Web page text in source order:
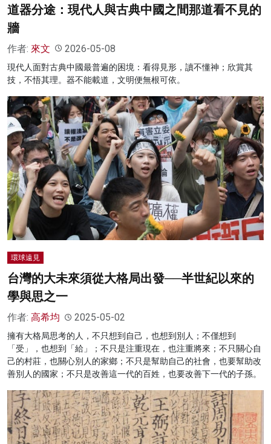
道器分途：現代人與古典中國之間那道看不見的
牆
作者: 來文 2026-05-08
現代人面對古典中國最普遍的困境：看得見形，讀不懂神；欣賞其
技，不悟其理。器不能載道，文明便無根可依。
環球遠見
台灣的大未來須從大格局出發──半世紀以來的
學與思之一
作者: 高希均 2025-05-02
擁有大格局思考的人，不只想到自己，也想到別人；不僅想到
「受」，也想到「給」；不只是注重現在，也注重將來；不只關心自
己的村莊，也關心別人的家鄉；不只是幫助自己的社會，也要幫助改
善別人的國家；不只是改善這一代的百姓，也要改善下一代的子孫。